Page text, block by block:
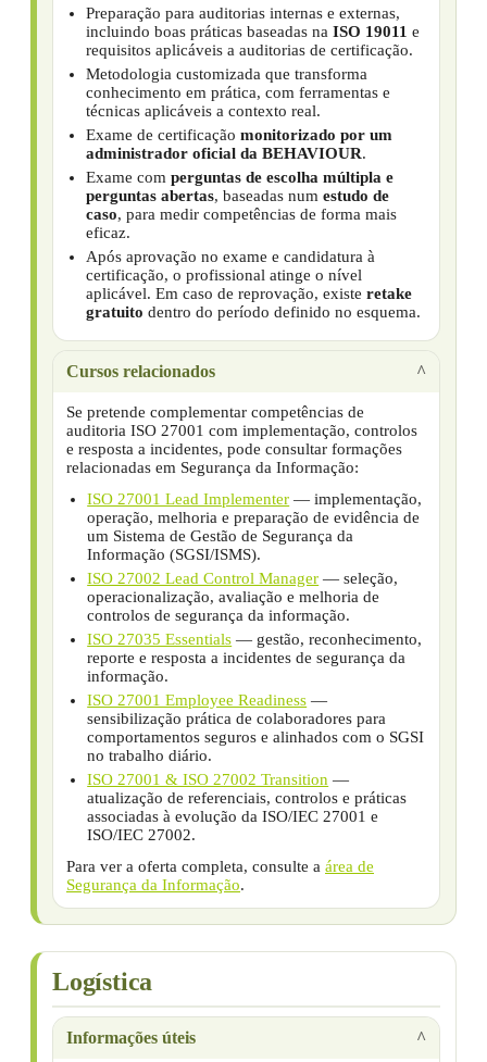
Preparação para auditorias internas e externas,
incluindo boas práticas baseadas na ISO 19011 e
requisitos aplicáveis a auditorias de certificação.
Metodologia customizada que transforma
conhecimento em prática, com ferramentas e
técnicas aplicáveis a contexto real.
Exame de certificação monitorizado por um
administrador oficial da BEHAVIOUR.
Exame com perguntas de escolha múltipla e
perguntas abertas, baseadas num estudo de
caso, para medir competências de forma mais
eficaz.
Após aprovação no exame e candidatura à
certificação, o profissional atinge o nível
aplicável. Em caso de reprovação, existe retake
gratuito dentro do período definido no esquema.
Cursos relacionados
Se pretende complementar competências de
auditoria ISO 27001 com implementação, controlos
e resposta a incidentes, pode consultar formações
relacionadas em Segurança da Informação:
ISO 27001 Lead Implementer — implementação,
operação, melhoria e preparação de evidência de
um Sistema de Gestão de Segurança da
Informação (SGSI/ISMS).
ISO 27002 Lead Control Manager — seleção,
operacionalização, avaliação e melhoria de
controlos de segurança da informação.
ISO 27035 Essentials — gestão, reconhecimento,
reporte e resposta a incidentes de segurança da
informação.
ISO 27001 Employee Readiness —
sensibilização prática de colaboradores para
comportamentos seguros e alinhados com o SGSI
no trabalho diário.
ISO 27001 & ISO 27002 Transition —
atualização de referenciais, controlos e práticas
associadas à evolução da ISO/IEC 27001 e
ISO/IEC 27002.
Para ver a oferta completa, consulte a área de
Segurança da Informação.
Logística
Informações úteis